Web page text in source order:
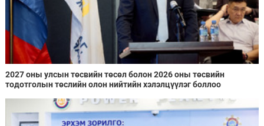
2027 оны улсын төсвийн төсөл болон 2026 оны төсвийн
тодотголын төслийн олон нийтийн хэлэлцүүлэг боллоо